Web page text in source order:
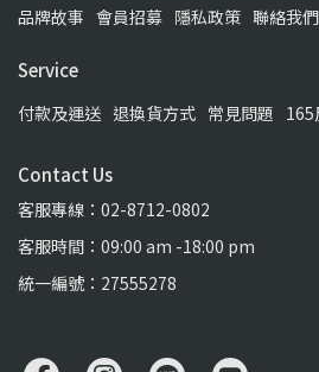
品牌故事 會員招募 隱私政策 聯絡我們
Service
付款及運送 退換貨方式 常見問題 165
Contact Us
客服專線：02-8712-0802
客服時間：09:00 am -18:00 pm
統一編號：27555278